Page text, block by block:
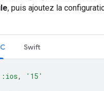
, puis ajoutez la
Swift
:ios, '15'